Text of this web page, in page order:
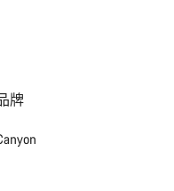
牌